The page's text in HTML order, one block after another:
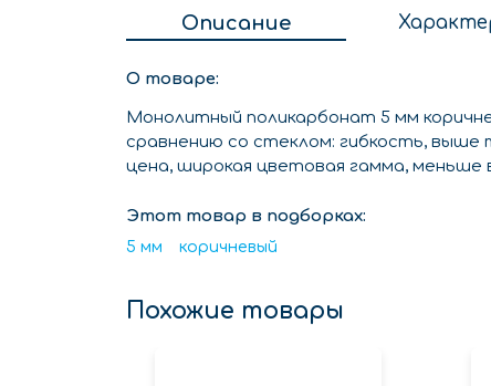
Описание
О товаре:
Монолитный поликарбонат 5 мм
сравнению со стеклом: гибкость, выше
цена, широкая цветовая гамма, меньше
Этот товар в подборках:
5 мм коричневый
Похожие товары